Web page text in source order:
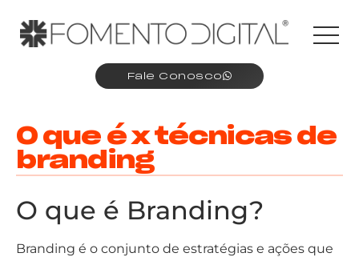
Fale Conosco
O que é x técnicas de
branding
O que é Branding?
Branding é o conjunto de estratégias e ações que